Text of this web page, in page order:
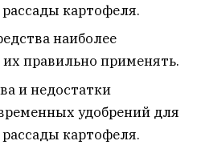
картофеля.
наиболее
правильно применять.
и недостатки
удобрений для
картофеля.